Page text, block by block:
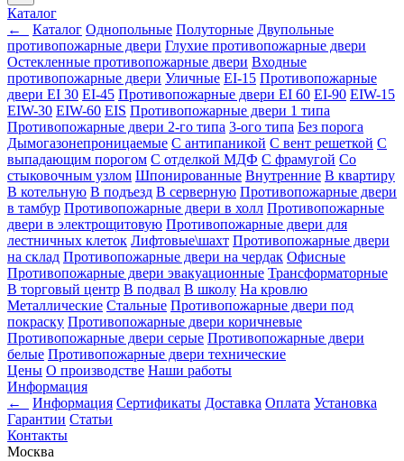
Каталог
←
Каталог Однопольные Полуторные Двупольные
противопожарные двери Глухие противопожарные двери
Остекленные противопожарные двери Входные
противопожарные двери Уличные EI-15 Противопожарные
двери EI 30 EI-45 Противопожарные двери EI 60 EI-90 EIW-15
EIW-30 EIW-60 EIS Противопожарные двери 1 типа
Противопожарные двери 2-го типа 3-ого типа Без порога
Дымогазонепроницаемые С антипаникой С вент решеткой С
выпадающим порогом С отделкой МДФ С фрамугой Со
стыковочным узлом Шпонированные Внутренние В квартиру
В котельную В подъезд В серверную Противопожарные двери
в тамбур Противопожарные двери в холл Противопожарные
двери в электрощитовую Противопожарные двери для
лестничных клеток Лифтовые\шахт Противопожарные двери
на склад Противопожарные двери на чердак Офисные
Противопожарные двери эвакуационные Трансформаторные
В торговый центр В подвал В школу На кровлю
Металлические Стальные Противопожарные двери под
покраску Противопожарные двери коричневые
Противопожарные двери серые Противопожарные двери
белые Противопожарные двери технические
Цены О производстве Наши работы
Информация
←
Информация Сертификаты Доставка Оплата Установка
Гарантии Статьи
Контакты
Москва